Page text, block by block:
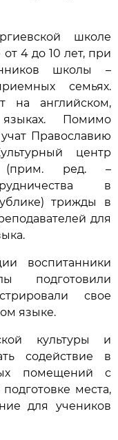
школе
4 до 10 лет, при
школы –
семьях.
на английском,
Помимо
Православию
центр
ред. –
в
трижды в
для
воспитанники
подготовили
свое
языке.
культуры и
содействие в
помещений с
места,
для учеников